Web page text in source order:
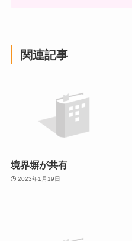
関連記事
境界塀が共有
2023年1月19日